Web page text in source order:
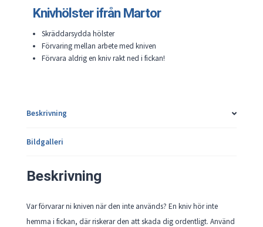
Knivhölster ifrån Martor
Skräddarsydda hölster
Förvaring mellan arbete med kniven
Förvara aldrig en kniv rakt ned i fickan!
Beskrivning
Bildgalleri
Beskrivning
Var förvarar ni kniven när den inte används? En kniv hör inte
hemma i fickan, där riskerar den att skada dig ordentligt. Använd